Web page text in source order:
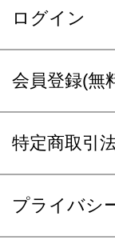
ログイン
会員登録(無
特定商取引
プライバシ